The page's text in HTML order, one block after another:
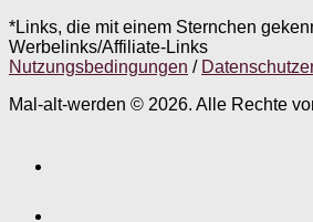
*Links, die mit einem Sternchen
Werbelinks/Affiliate-Links
Nutzungsbedingungen /
Mal-alt-werden © 2026. Alle Rechte